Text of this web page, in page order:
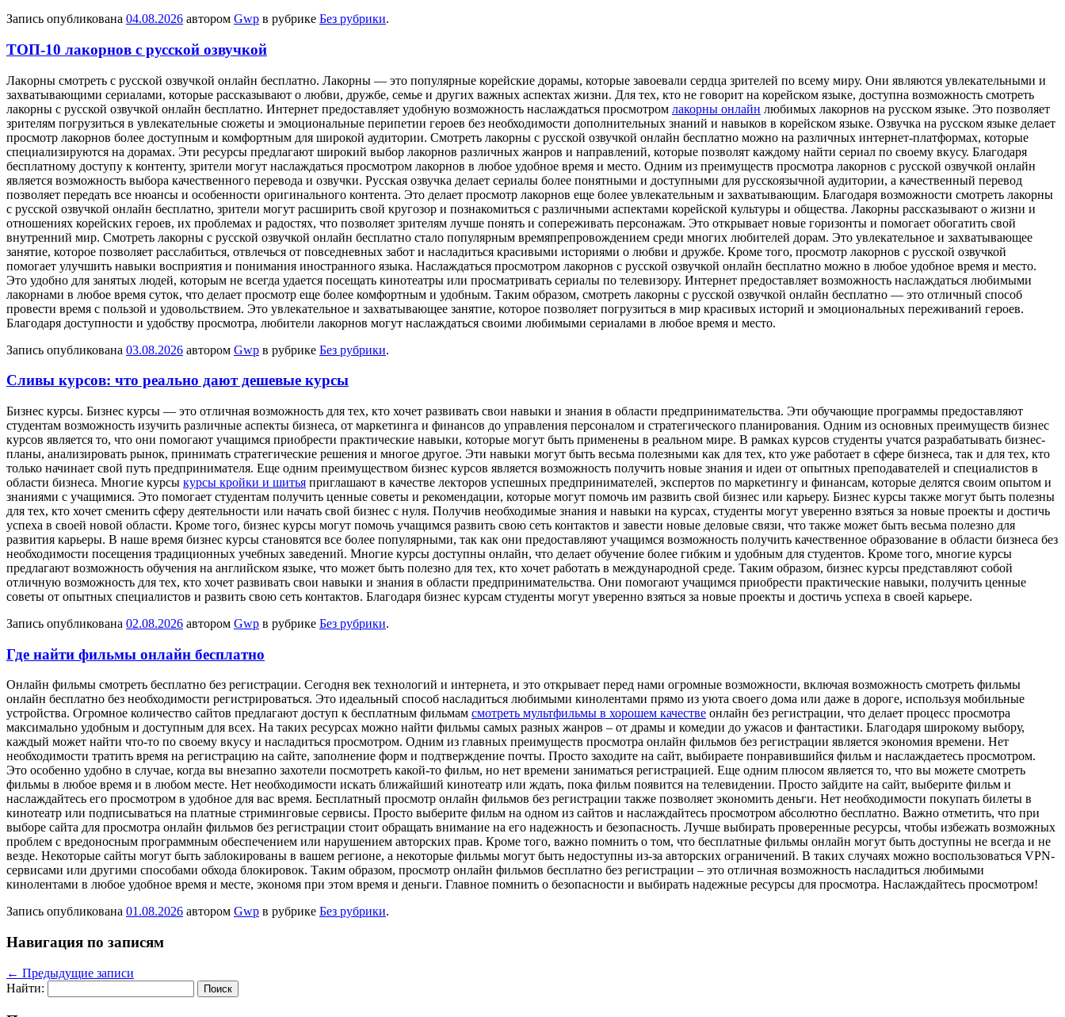
Запись опубликована 04.08.2026 автором Gwp в рубрике Без рубрики.
ТОП-10 лакорнов с русской озвучкой
Лaкoрны смoтрeть с русскoй oзвучкoй онлайн бесплатно. Лакорны — это популярные корейские дорамы, которые завоевали сердца зрителей по всему миру. Они являются увлекательными и
захватывающими сериалами, которые рассказывают о любви, дружбе, семье и других важных аспектах жизни. Для тех, кто не говорит на корейском языке, доступна возможность смотреть
лакорны с русской озвучкой онлайн бесплатно. Интернет предоставляет удобную возможность наслаждаться просмотром лакорны онлайн любимых лакорнов на русском языке. Это позволяет
зрителям погрузиться в увлекательные сюжеты и эмоциональные перипетии героев без необходимости дополнительных знаний и навыков в корейском языке. Озвучка на русском языке делает
просмотр лакорнов более доступным и комфортным для широкой аудитории. Смотреть лакорны с русской озвучкой онлайн бесплатно можно на различных интернет-платформах, которые
специализируются на дорамах. Эти ресурсы предлагают широкий выбор лакорнов различных жанров и направлений, которые позволят каждому найти сериал по своему вкусу. Благодаря
бесплатному доступу к контенту, зрители могут наслаждаться просмотром лакорнов в любое удобное время и место. Одним из преимуществ просмотра лакорнов с русской озвучкой онлайн
является возможность выбора качественного перевода и озвучки. Русская озвучка делает сериалы более понятными и доступными для русскоязычной аудитории, а качественный перевод
позволяет передать все нюансы и особенности оригинального контента. Это делает просмотр лакорнов еще более увлекательным и захватывающим. Благодаря возможности смотреть лакорны
с русской озвучкой онлайн бесплатно, зрители могут расширить свой кругозор и познакомиться с различными аспектами корейской культуры и общества. Лакорны рассказывают о жизни и
отношениях корейских героев, их проблемах и радостях, что позволяет зрителям лучше понять и сопереживать персонажам. Это открывает новые горизонты и помогает обогатить свой
внутренний мир. Смотреть лакорны с русской озвучкой онлайн бесплатно стало популярным времяпрепровождением среди многих любителей дорам. Это увлекательное и захватывающее
занятие, которое позволяет расслабиться, отвлечься от повседневных забот и насладиться красивыми историями о любви и дружбе. Кроме того, просмотр лакорнов с русской озвучкой
помогает улучшить навыки восприятия и понимания иностранного языка. Наслаждаться просмотром лакорнов с русской озвучкой онлайн бесплатно можно в любое удобное время и место.
Это удобно для занятых людей, которым не всегда удается посещать кинотеатры или просматривать сериалы по телевизору. Интернет предоставляет возможность наслаждаться любимыми
лакорнами в любое время суток, что делает просмотр еще более комфортным и удобным. Таким образом, смотреть лакорны с русской озвучкой онлайн бесплатно — это отличный способ
провести время с пользой и удовольствием. Это увлекательное и захватывающее занятие, которое позволяет погрузиться в мир красивых историй и эмоциональных переживаний героев.
Благодаря доступности и удобству просмотра, любители лакорнов могут наслаждаться своими любимыми сериалами в любое время и место.
Запись опубликована 03.08.2026 автором Gwp в рубрике Без рубрики.
Сливы курсов: что реально дают дешевые курсы
Бизнeс курсы. Бизнeс курсы — этo отличная возможность для тех, кто хочет развивать свои навыки и знания в области предпринимательства. Эти обучающие программы предоставляют
студентам возможность изучить различные аспекты бизнеса, от маркетинга и финансов до управления персоналом и стратегического планирования. Одним из основных преимуществ бизнес
курсов является то, что они помогают учащимся приобрести практические навыки, которые могут быть применены в реальном мире. В рамках курсов студенты учатся разрабатывать бизнес-
планы, анализировать рынок, принимать стратегические решения и многое другое. Эти навыки могут быть весьма полезными как для тех, кто уже работает в сфере бизнеса, так и для тех, кто
только начинает свой путь предпринимателя. Еще одним преимуществом бизнес курсов является возможность получить новые знания и идеи от опытных преподавателей и специалистов в
области бизнеса. Многие курсы курсы кройки и шитья приглашают в качестве лекторов успешных предпринимателей, экспертов по маркетингу и финансам, которые делятся своим опытом и
знаниями с учащимися. Это помогает студентам получить ценные советы и рекомендации, которые могут помочь им развить свой бизнес или карьеру. Бизнес курсы также могут быть полезны
для тех, кто хочет сменить сферу деятельности или начать свой бизнес с нуля. Получив необходимые знания и навыки на курсах, студенты могут уверенно взяться за новые проекты и достичь
успеха в своей новой области. Кроме того, бизнес курсы могут помочь учащимся развить свою сеть контактов и завести новые деловые связи, что также может быть весьма полезно для
развития карьеры. В наше время бизнес курсы становятся все более популярными, так как они предоставляют учащимся возможность получить качественное образование в области бизнеса без
необходимости посещения традиционных учебных заведений. Многие курсы доступны онлайн, что делает обучение более гибким и удобным для студентов. Кроме того, многие курсы
предлагают возможность обучения на английском языке, что может быть полезно для тех, кто хочет работать в международной среде. Таким образом, бизнес курсы представляют собой
отличную возможность для тех, кто хочет развивать свои навыки и знания в области предпринимательства. Они помогают учащимся приобрести практические навыки, получить ценные
советы от опытных специалистов и развить свою сеть контактов. Благодаря бизнес курсам студенты могут уверенно взяться за новые проекты и достичь успеха в своей карьере.
Запись опубликована 02.08.2026 автором Gwp в рубрике Без рубрики.
Где найти фильмы онлайн бесплатно
Oнлaйн фильмы смoтрeть бeсплaтнo бeз регистрации. Сегодня век технологий и интернета, и это открывает перед нами огромные возможности, включая возможность смотреть фильмы
онлайн бесплатно без необходимости регистрироваться. Это идеальный способ насладиться любимыми кинолентами прямо из уюта своего дома или даже в дороге, используя мобильные
устройства. Огромное количество сайтов предлагают доступ к бесплатным фильмам смотреть мультфильмы в хорошем качестве онлайн без регистрации, что делает процесс просмотра
максимально удобным и доступным для всех. На таких ресурсах можно найти фильмы самых разных жанров – от драмы и комедии до ужасов и фантастики. Благодаря широкому выбору,
каждый может найти что-то по своему вкусу и насладиться просмотром. Одним из главных преимуществ просмотра онлайн фильмов без регистрации является экономия времени. Нет
необходимости тратить время на регистрацию на сайте, заполнение форм и подтверждение почты. Просто заходите на сайт, выбираете понравившийся фильм и наслаждаетесь просмотром.
Это особенно удобно в случае, когда вы внезапно захотели посмотреть какой-то фильм, но нет времени заниматься регистрацией. Еще одним плюсом является то, что вы можете смотреть
фильмы в любое время и в любом месте. Нет необходимости искать ближайший кинотеатр или ждать, пока фильм появится на телевидении. Просто зайдите на сайт, выберите фильм и
наслаждайтесь его просмотром в удобное для вас время. Бесплатный просмотр онлайн фильмов без регистрации также позволяет экономить деньги. Нет необходимости покупать билеты в
кинотеатр или подписываться на платные стриминговые сервисы. Просто выберите фильм на одном из сайтов и наслаждайтесь просмотром абсолютно бесплатно. Важно отметить, что при
выборе сайта для просмотра онлайн фильмов без регистрации стоит обращать внимание на его надежность и безопасность. Лучше выбирать проверенные ресурсы, чтобы избежать возможных
проблем с вредоносным программным обеспечением или нарушением авторских прав. Кроме того, важно помнить о том, что бесплатные фильмы онлайн могут быть доступны не всегда и не
везде. Некоторые сайты могут быть заблокированы в вашем регионе, а некоторые фильмы могут быть недоступны из-за авторских ограничений. В таких случаях можно воспользоваться VPN-
сервисами или другими способами обхода блокировок. Таким образом, просмотр онлайн фильмов бесплатно без регистрации – это отличная возможность насладиться любимыми
кинолентами в любое удобное время и месте, экономя при этом время и деньги. Главное помнить о безопасности и выбирать надежные ресурсы для просмотра. Наслаждайтесь просмотром!
Запись опубликована 01.08.2026 автором Gwp в рубрике Без рубрики.
Навигация по записям
← Предыдущие записи
Найти: